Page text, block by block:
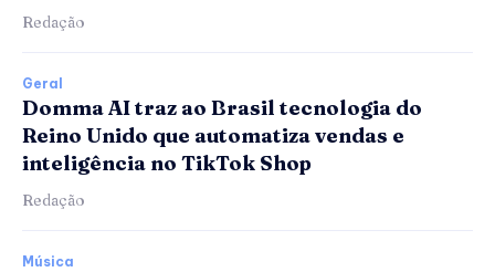
Redação
Geral
Domma AI traz ao Brasil tecnologia do
Reino Unido que automatiza vendas e
inteligência no TikTok Shop
Redação
Música